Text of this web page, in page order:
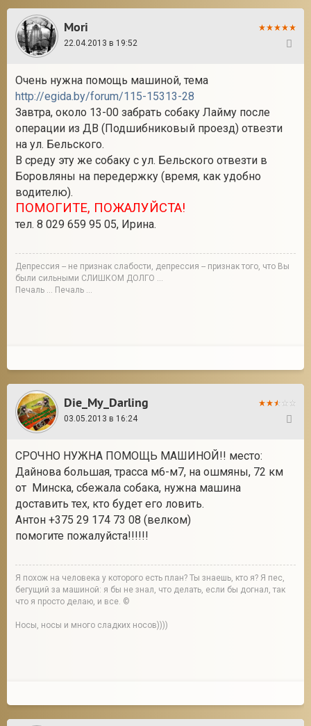
Mori
22.04.2013 в 19:52
Очень нужна помощь машиной, тема
http://egida.by/forum/115-15313-28
Завтра, около 13-00 забрать собаку Лайму после
операции из ДВ (Подшибниковый проезд) отвезти
на ул. Бельского.
В среду эту же собаку с ул. Бельского отвезти в
Боровляны на передержку (время, как удобно
водителю).
ПОМОГИТЕ, ПОЖАЛУЙСТА!
тел. 8 029 659 95 05, Ирина.
Депрессия -- не признак слабости, депрессия -- признак того, что Вы
были сильными СЛИШКОМ ДОЛГО ...
Печаль ... Печаль ...
Die_My_Darling
03.05.2013 в 16:24
СРОЧНО НУЖНА ПОМОЩЬ МАШИНОЙ!! место:
Дайнова большая, трасса м6-м7, на ошмяны, 72 км
от Минска, сбежала собака, нужна машина
доставить тех, кто будет его ловить.
Антон +375 29 174 73 08 (велком)
помогите пожалуйста!!!!!!
Я похож на человека у которого есть план? Ты знаешь, кто я? Я пес,
бегущий за машиной: я бы не знал, что делать, если бы догнал, так
что я просто делаю, и все. ©
Носы, носы и много сладких носов))))